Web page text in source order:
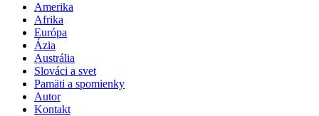
Amerika
Afrika
Európa
Ázia
Austrália
Slováci a svet
Pamäti a spomienky
Autor
Kontakt